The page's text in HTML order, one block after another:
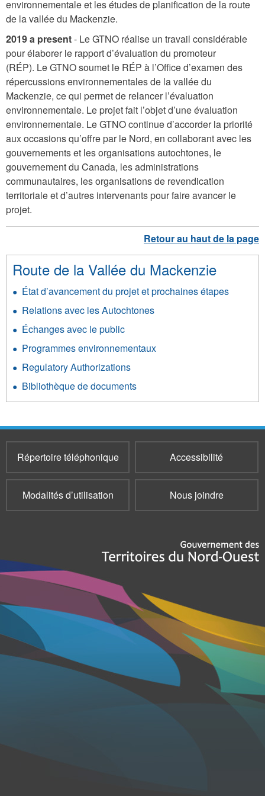
environnementale et les études de planification de la route
de la vallée du Mackenzie.
2019 a present- Le GTNO réalise un travail considérable
pour élaborer le rapport d’évaluation du promoteur
(RÉP). Le GTNO soumet le RÉP à l’Office d’examen des
répercussions environnementales de la vallée du
Mackenzie, ce qui permet de relancer l’évaluation
environnementale. Le projet fait l’objet d’une évaluation
environnementale. Le GTNO continue d’accorder la priorité
aux occasions qu’offre par le Nord, en collaborant avec les
gouvernements et les organisations autochtones, le
gouvernement du Canada, les administrations
communautaires, les organisations de revendication
territoriale et d’autres intervenants pour faire avancer le
projet.
Route de la Vallée du Mackenzie
État d’avancement du projet et prochaines étapes
Relations avec les Autochtones
Échanges avec le public
Programmes environnementaux
Regulatory Authorizations
Bibliothèque de documents
Répertoire téléphonique Accessibilité
Modalités d’utilisation Nous joindre